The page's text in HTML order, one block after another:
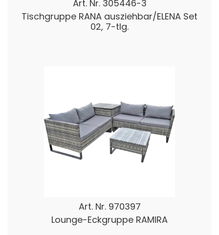
Art. Nr. 305446-3
Tischgruppe RANA ausziehbar/ELENA Set
02, 7-tlg.
Art. Nr. 970397
Lounge-Eckgruppe RAMIRA